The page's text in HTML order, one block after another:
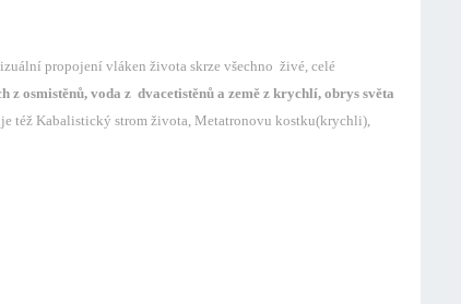
propojení vláken života skrze všechno živé, celé
z osmistěnů, voda z dvacetistěnů a země z krychlí, obrys světa
též Kabalistický strom života, Metatronovu kostku(krychli),